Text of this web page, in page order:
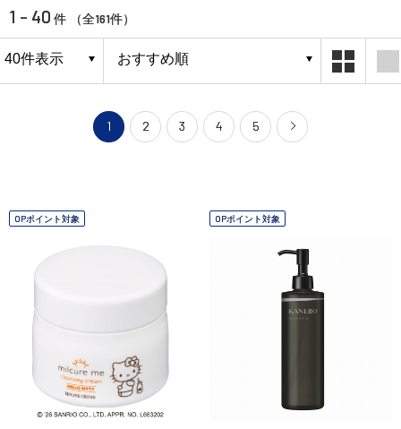
1 - 40 件 （全161件）
1 2 3 4 5
OPポイント対象 OPポイント対象